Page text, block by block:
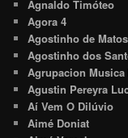
Agnaldo Timóteo
Agora 4
Agostinho de Matos
Agostinho dos
Agrupacion
Agustin Pereyra
Aí Vem O Dilúvio
Aimé Doniat